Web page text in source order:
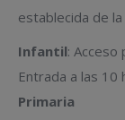
establecida de
Infantil: Acceso
Entrada a las 10
Primaria